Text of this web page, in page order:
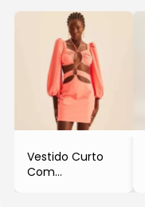
Vestido Curto
Com